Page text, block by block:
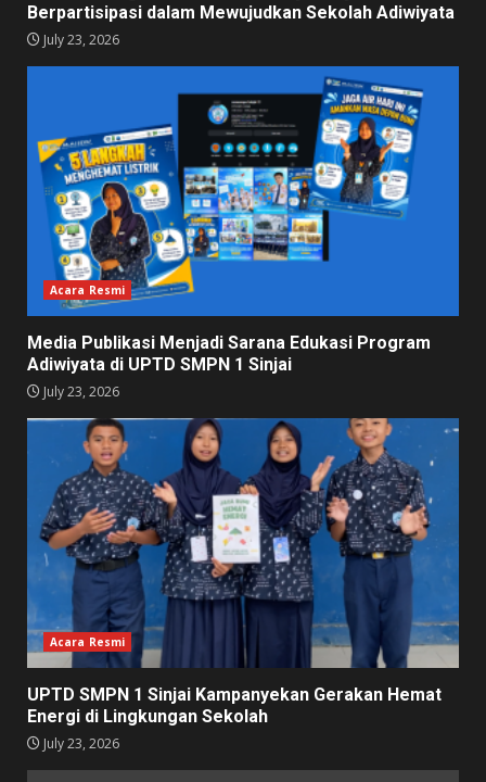
Berpartisipasi dalam Mewujudkan Sekolah Adiwiyata
July 23, 2026
Acara Resmi
Media Publikasi Menjadi Sarana Edukasi Program
Adiwiyata di UPTD SMPN 1 Sinjai
July 23, 2026
Acara Resmi
UPTD SMPN 1 Sinjai Kampanyekan Gerakan Hemat
Energi di Lingkungan Sekolah
July 23, 2026